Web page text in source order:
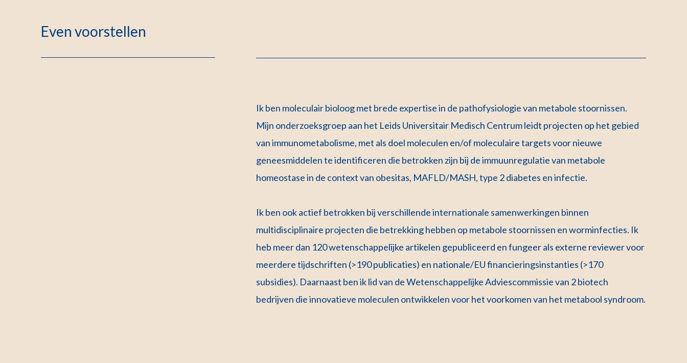
Even voorstellen
Ik ben moleculair bioloog met brede expertise in de pathofysiologie van metabole stoornissen.
Mijn onderzoeksgroep aan het Leids Universitair Medisch Centrum leidt projecten op het gebied
van immunometabolisme, met als doel moleculen en/of moleculaire targets voor nieuwe
geneesmiddelen te identificeren die betrokken zijn bij de immuunregulatie van metabole
homeostase in de context van obesitas, MAFLD/MASH, type 2 diabetes en infectie.
Ik ben ook actief betrokken bij verschillende internationale samenwerkingen binnen
multidisciplinaire projecten die betrekking hebben op metabole stoornissen en worminfecties. Ik
heb meer dan 120 wetenschappelijke artikelen gepubliceerd en fungeer als externe reviewer voor
meerdere tijdschriften (>190 publicaties) en nationale/EU financieringsinstanties (>170
subsidies). Daarnaast ben ik lid van de Wetenschappelijke Adviescommissie van 2 biotech
bedrijven die innovatieve moleculen ontwikkelen voor het voorkomen van het metabool syndroom.